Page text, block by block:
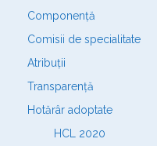
Componență
Comisii de specialitate
Atribuții
Transparență
Hotărâr adoptate
HCL 2020